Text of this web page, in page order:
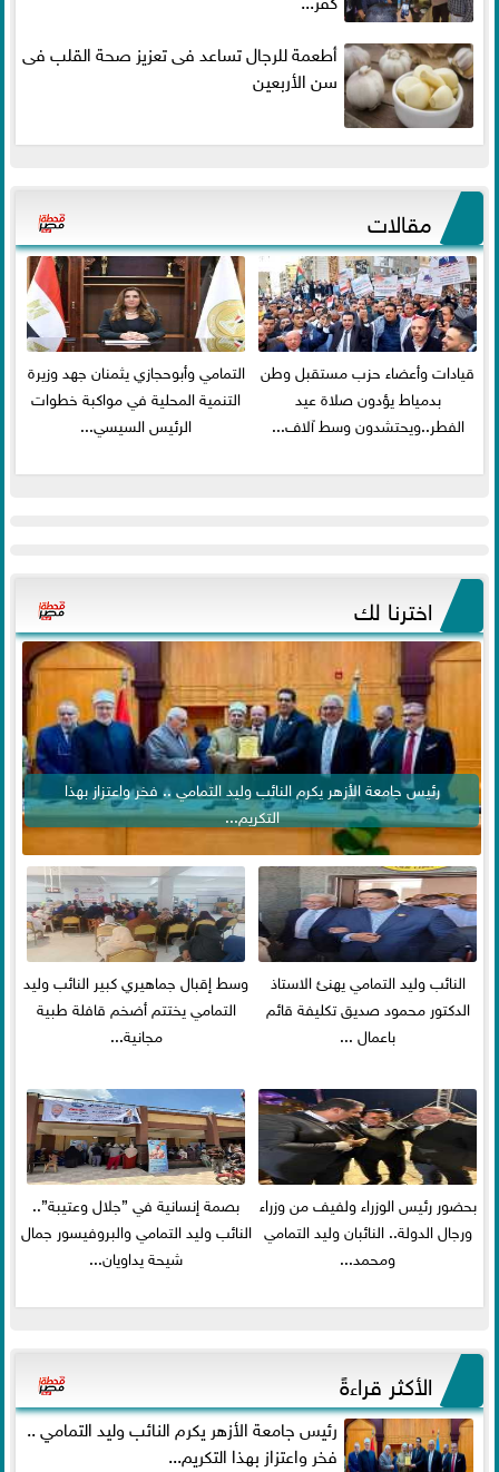
أطعمة للرجال تساعد فى تعزيز صحة القلب فى
سن الأربعين
مقالات
قيادات وأعضاء حزب مستقبل وطن
بدمياط يؤدون صلاة عيد
الفطر..ويحتشدون وسط آلاف...
التمامي وأبوحجازي يثمنان جهد وزيرة
التنمية المحلية في مواكبة خطوات
الرئيس السيسي...
اخترنا لك
رئيس جامعة الأزهر يكرم النائب وليد التمامي .. فخر واعتزاز بهذا
التكريم...
النائب وليد التمامي يهنئ الاستاذ
الدكتور محمود صديق تكليفة قائم
باعمال ...
وسط إقبال جماهيري كبير النائب وليد
التمامي يختتم أضخم قافلة طبية
مجانية...
بحضور رئيس الوزراء ولفيف من وزراء
ورجال الدولة.. النائبان وليد التمامي
ومحمد...
بصمة إنسانية في ”جلال وعتيبة”..
النائب وليد التمامي والبروفيسور جمال
شيحة يداويان...
الأكثر قراءةً
رئيس جامعة الأزهر يكرم النائب وليد التمامي ..
فخر واعتزاز بهذا التكريم...